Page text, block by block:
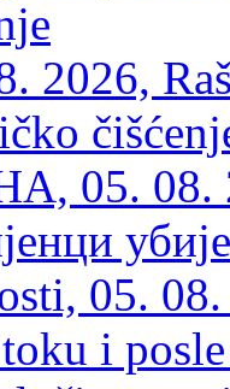
2026,
05. 08.
05.
i